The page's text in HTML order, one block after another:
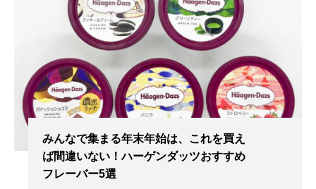
みんなで集まる年末年始は、これを買え
ば間違いない！ハーゲンダッツおすすめ
フレーバー5選